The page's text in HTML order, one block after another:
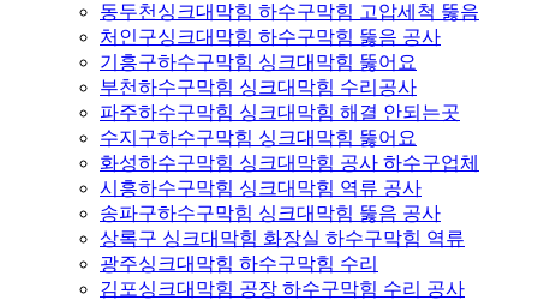
동두천싱크대막힘 하수구막힘 고압세척 뚫음
처인구싱크대막힘 하수구막힘 뚫음 공사
기흥구하수구막힘 싱크대막힘 뚫어요
부천하수구막힘 싱크대막힘 수리공사
파주하수구막힘 싱크대막힘 해결 안되는곳
수지구하수구막힘 싱크대막힘 뚫어요
화성하수구막힘 싱크대막힘 공사 하수구업체
시흥하수구막힘 싱크대막힘 역류 공사
송파구하수구막힘 싱크대막힘 뚫음 공사
상록구 싱크대막힘 화장실 하수구막힘 역류
광주싱크대막힘 하수구막힘 수리
김포싱크대막힘 공장 하수구막힘 수리 공사